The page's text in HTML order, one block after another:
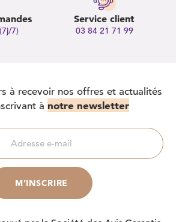
7)
Service client
03 84 21 71 99
à recevoir nos offres et actualités
à notre newsletter